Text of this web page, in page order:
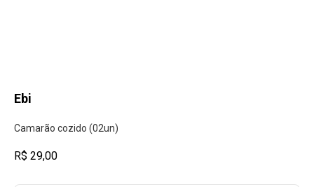
Ebi
Camarão cozido (02un)
R$ 29,00